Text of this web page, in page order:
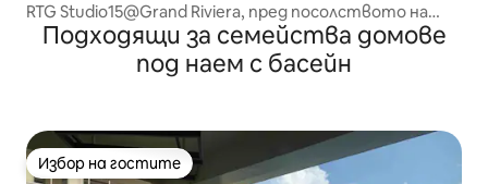
RTG Studio15@Grand Riviera, пред посолството на
САЩ
Подходящи за семейства домове
под наем с басейн
Избор на гостите
Избор на гостите